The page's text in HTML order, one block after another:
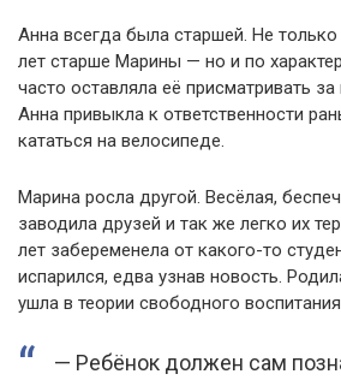
Анна всегда была старшей. Не
лет старше Марины — но и по
часто оставляла её присматривать
Анна привыкла к ответственности
кататься на велосипеде.
Марина росла другой. Весёлая,
заводила друзей и так же легко их
лет забеременела от какого-то
испарился, едва узнав новость.
ушла в теории свободного
— Ребёнок должен сам